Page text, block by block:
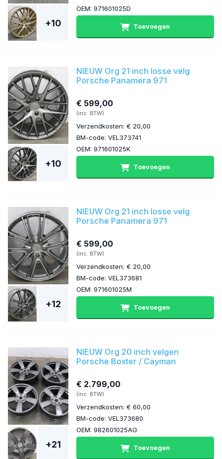
+10
OEM: 971601025D
Toevoegen
+10
NIEUW Org 21 inch losse velg
Porsche Panamera 971
€ 599,00
(inc. BTW)
Verzendkosten: € 20,00
BM-code: VEL373741
OEM: 971601025K
Toevoegen
+12
NIEUW Org 21 inch losse velg
Porsche Panamera 971
€ 599,00
(inc. BTW)
Verzendkosten: € 20,00
BM-code: VEL373681
OEM: 971601025M
Toevoegen
+21
NIEUW Org 20 inch velgen
Porsche Boxter / Cayman
€ 2.799,00
(inc. BTW)
Verzendkosten: € 60,00
BM-code: VEL373680
OEM: 982601025AG
Toevoegen